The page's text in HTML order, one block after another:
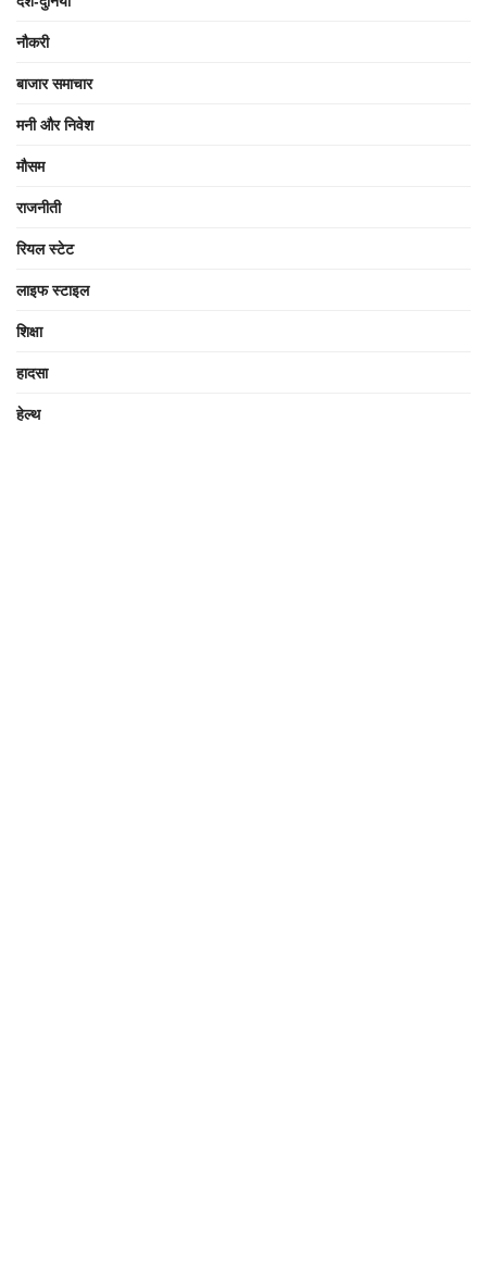
नौकरी
बाजार समाचार
मनी और निवेश
मौसम
राजनीती
रियल स्टेट
लाइफ स्टाइल
शिक्षा
हादसा
हेल्थ